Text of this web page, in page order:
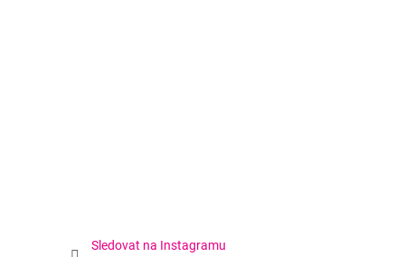
Sledovat na Instagramu